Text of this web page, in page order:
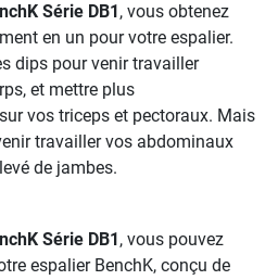
Série DB1, vous obtenez
en un pour votre espalier.
dips pour venir travailler
et mettre plus
vos triceps et pectoraux. Mais
travailler vos abdominaux
de jambes.
Série DB1 , vous pouvez
espalier BenchK, conçu de